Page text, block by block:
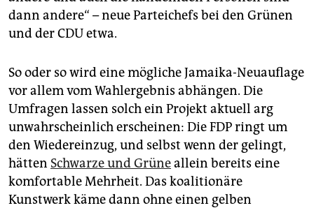
dann andere“ – neue Parteichefs bei den Grünen
und der CDU etwa.
So oder so wird eine mögliche Jamaika-Neuauflage
vor allem vom Wahlergebnis abhängen. Die
Umfragen lassen solch ein Projekt aktuell arg
unwahrscheinlich erscheinen: Die FDP ringt um
den Wiedereinzug, und selbst wenn der gelingt,
hätten Schwarze und Grüneallein bereits eine
komfortable Mehrheit. Das koalitionäre
Kunstwerk käme dann ohne einen gelben